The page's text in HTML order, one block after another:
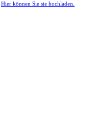
Hier können Sie sie hochladen.